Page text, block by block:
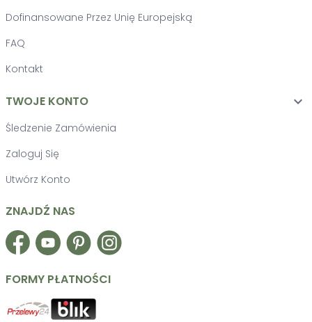
Dofinansowane Przez Unię Europejską
FAQ
Kontakt
TWOJE KONTO 
Śledzenie Zamówienia
Zaloguj Się
Utwórz Konto
ZNAJDŹ NAS
FORMY PŁATNOŚCI